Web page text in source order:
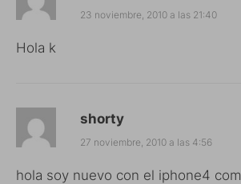
23 noviembre, 2010 a las 21:40
Hola k
shorty
27 noviembre, 2010 a las 4:56
hola soy nuevo con el iphone4